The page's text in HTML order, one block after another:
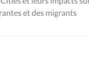
et des migrants